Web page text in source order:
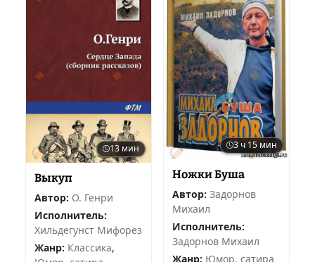
13 мин
Выкуп
Автор: О. Генри
Исполнитель:
Хильдегунст Мифорез
Жанр: Классика,
3 ч 15 мин
Ножки Буша
Автор: Задорнов
Михаил
Исполнитель:
Задорнов Михаил
Жанр: Юмор, сатира